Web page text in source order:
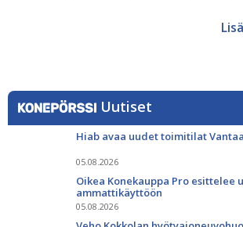
Uutiset
Hiab avaa uudet toimitilat
05.08.2026
Oikea Konekauppa Pro esittelee
ammattikäyttöön
05.08.2026